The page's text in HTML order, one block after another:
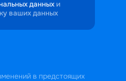
данных и
ваших данных
в предстоящих